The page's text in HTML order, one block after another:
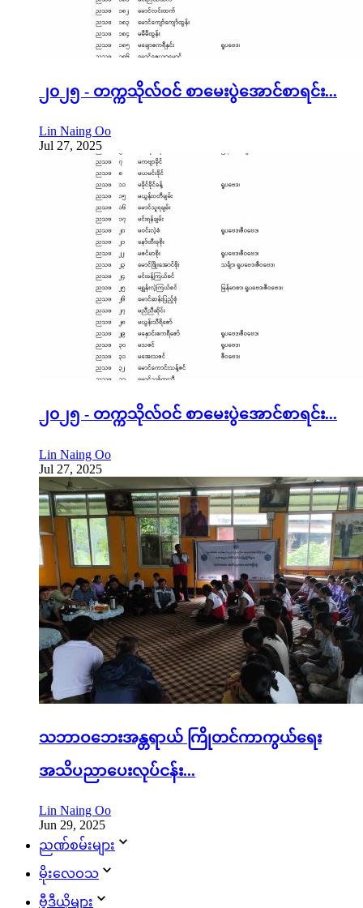
၂၀၂၅ - တက္ကသိုလ်ဝင် စာမေးပွဲအောင်စာရင်း...
Lin Naing Oo
Jul 27, 2025
၂၀၂၅ - တက္ကသိုလ်ဝင် စာမေးပွဲအောင်စာရင်း...
Lin Naing Oo
Jul 27, 2025
သဘာဝဘေးအန္တရာယ် ကြိုတင်ကာကွယ်ရေး
အသိပညာပေးလုပ်ငန်း...
Lin Naing Oo
Jun 29, 2025
ညဏ်စမ်းများ
မိုးလေဝသ
ဗွီဒီယိုများ